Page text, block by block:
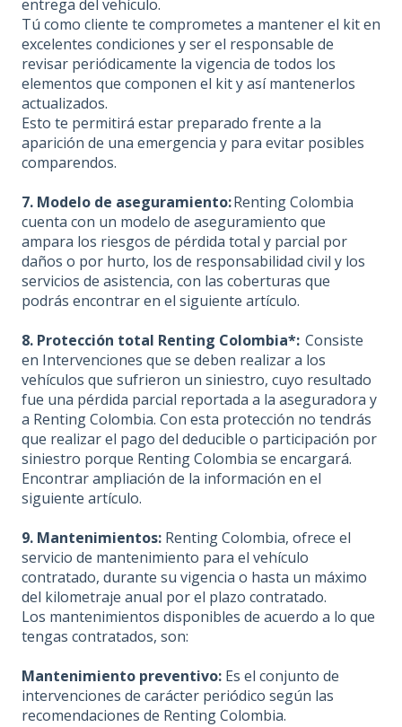
entrega del vehículo.
Tú como cliente te comprometes a mantener el kit en
excelentes condiciones y ser el responsable de
revisar periódicamente la vigencia de todos los
elementos que componen el kit y así mantenerlos
actualizados.
Esto te permitirá estar preparado frente a la
aparición de una emergencia y para evitar posibles
comparendos.
7. Modelo de aseguramiento:Renting Colombia
cuenta con un modelo de aseguramiento que
ampara los riesgos de pérdida total y parcial por
daños o por hurto, los de responsabilidad civil y los
servicios de asistencia, con las coberturas que
podrás encontrar en el siguiente artículo.
8. Protección total Renting Colombia*: Consiste
en Intervenciones que se deben realizar a los
vehículos que sufrieron un siniestro, cuyo resultado
fue una pérdida parcial reportada a la aseguradora y
a Renting Colombia. Con esta protección no tendrás
que realizar el pago del deducible o participación por
siniestro porque Renting Colombia se encargará.
Encontrar ampliación de la información en el
siguiente artículo.
9. Mantenimientos: Renting Colombia, ofrece el
servicio de mantenimiento para el vehículo
contratado, durante su vigencia o hasta un máximo
del kilometraje anual por el plazo contratado.
Los mantenimientos disponibles de acuerdo a lo que
tengas contratados, son:
Mantenimiento preventivo: Es el conjunto de
intervenciones de carácter periódico según las
recomendaciones de Renting Colombia.